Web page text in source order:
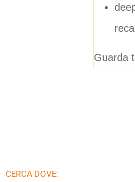
Guarda
CERCA DOVE: